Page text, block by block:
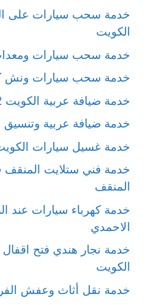
خدمة سحب سيارات على
الكويت
خدمة سحب سيارات
خدمة سحب سيارات ونش
خدمة ضيافة عربية الكويت 66875552 خدمة فورية
خدمة ضيافة عربية وتنسيق
خدمة غسيل سيارات
خدمة فني ستلايت
المنقف
خدمة كهرباء سيارات عند
الاحمدي
خدمة نجار هندي فتح
الكويت
خدمة نقل أثاث وعفش